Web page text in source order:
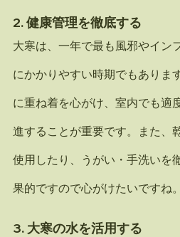
2. 健康管理を徹底する
大寒は、一年で最も風邪やイン
にかかりやすい時期でもありま
に重ね着を心がけ、室内でも適
進することが重要です。また、
使用したり、うがい・手洗いを
果的ですので心がけたいですね。
3. 大寒の水を活用する